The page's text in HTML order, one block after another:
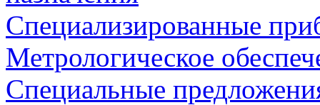
Специализированные
Метрологическое
Специальные